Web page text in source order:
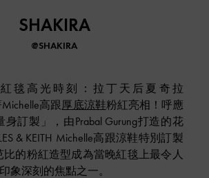
SHAKIRA
@SHAKIRA
紅毯高光時刻：拉丁天后夏奇拉
Michelle高跟 厚底涼鞋粉紅亮相！呼應
訂製」，由Prabal Gurung打造的花
& KEITH Michelle高跟涼鞋特別訂製
的粉紅造型成為當晚紅毯上最令人
印象深刻的焦點之一。